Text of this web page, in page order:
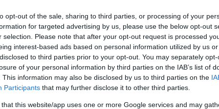
opt-out of the sale, sharing to third parties, or processing of your
for targeted advertising by us, please use the below opt-out
selection. Please note that after your opt-out request is processed
interest-based ads based on personal information utilized by us
to third parties prior to your opt-out. You may separately
of your personal information by third parties on the IAB’s list of
This information may also be disclosed by us to third parties on the
Participants that may further disclose it to other third parties.
that this website/app uses one or more Google services and may
att ljudnivån är låg i kupén. De mindre
och så finns en Chryslerbyggd V6-
med niostegad automatlåda.
Det enda som avslöjar att det är en Jeep är
emblemet på bagageluckan.